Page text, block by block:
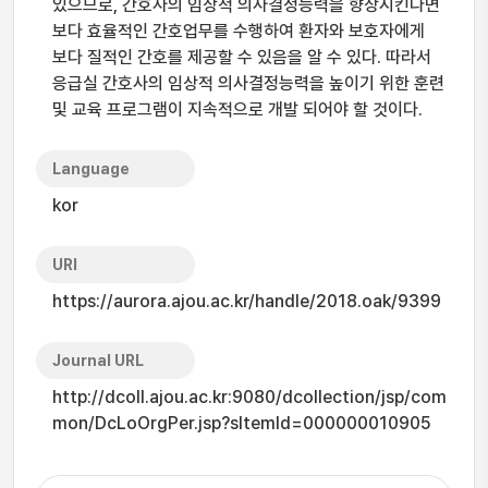
있으므로, 간호사의 임상적 의사결정능력을 향상시킨다면
보다 효율적인 간호업무를 수행하여 환자와 보호자에게
보다 질적인 간호를 제공할 수 있음을 알 수 있다. 따라서
응급실 간호사의 임상적 의사결정능력을 높이기 위한 훈련
및 교육 프로그램이 지속적으로 개발 되어야 할 것이다.
Language
kor
URI
https://aurora.ajou.ac.kr/handle/2018.oak/9399
Journal URL
http://dcoll.ajou.ac.kr:9080/dcollection/jsp/com
mon/DcLoOrgPer.jsp?sItemId=000000010905